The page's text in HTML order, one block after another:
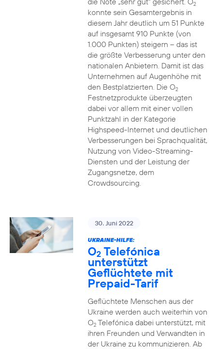
2
konnte sein Gesamtergebnis in
diesem Jahr deutlich um 51 Punkte
auf insgesamt 910 Punkte (von
1.000 Punkten) steigern – das ist
die größte Verbesserung unter den
nationalen Anbietern. Damit ist das
Unternehmen auf Augenhöhe mit
den Bestplatzierten. Die O2
Festnetzprodukte überzeugten
dabei vor allem mit einer vollen
Punktzahl in der Kategorie
Highspeed-Internet und deutlichen
Verbesserungen bei Sprachqualität,
Nutzung von Video-Streaming-
Diensten und der Leistung der
Zugangsnetze, dem
Crowdsourcing.
30. Juni 2022
UKRAINE-HILFE:
O2 Telefónica
unterstützt
Geflüchtete mit
Prepaid-Tarif
Geflüchtete Menschen aus der
Ukraine werden auch weiterhin von
O2Telefónica dabei unterstützt, mit
ihren Freunden und Verwandten in
der Ukraine zu kommunizieren. Ab